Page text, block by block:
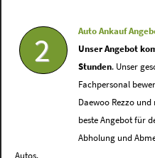
2
Auto Ankauf
Unser Angebot
Stunden. Unser
Fachpersonal
Daewoo Rezzo
beste Angebot für
Abholung und
Autos.